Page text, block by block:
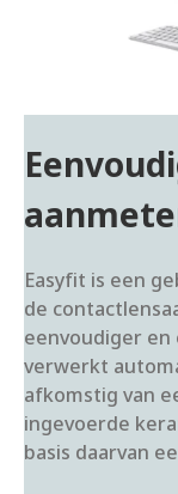
Easyfit is een
de
eenvoudiger
verwerkt
afkomstig van
ingevoerde
basis daarvan